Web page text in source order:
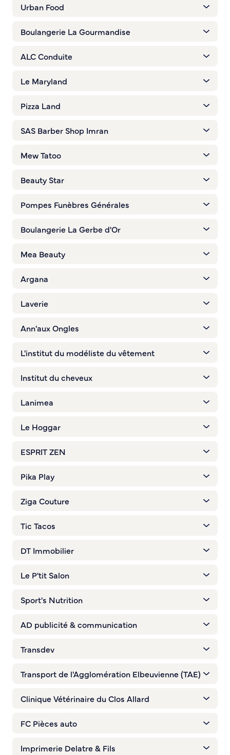
Urban Food
Boulangerie La Gourmandise
ALC Conduite
Le Maryland
Pizza Land
SAS Barber Shop Imran
Mew Tatoo
Beauty Star
Pompes Funèbres Générales
Boulangerie La Gerbe d'Or
Mea Beauty
Argana
Laverie
Ann'aux Ongles
L'institut du modéliste du vêtement
Institut du cheveux
Lanimea
Le Hoggar
ESPRIT ZEN
Pika Play
Ziga Couture
Tic Tacos
DT Immobilier
Le P'tit Salon
Sport's Nutrition
AD publicité & communication
Transdev
Transport de l'Agglomération Elbeuvienne (TAE)
Clinique Vétérinaire du Clos Allard
FC Pièces auto
Imprimerie Delatre & Fils